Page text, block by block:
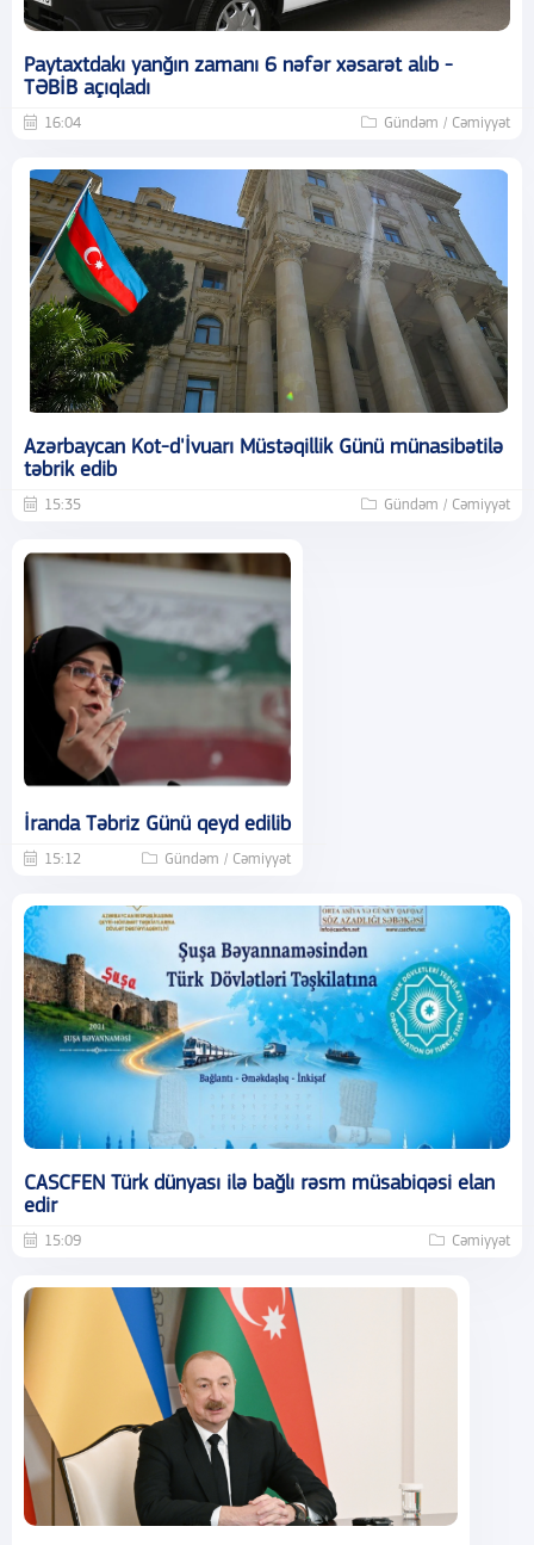
Paytaxtdakı yanğın zamanı 6 nəfər xəsarət alıb -
TƏBİB açıqladı
16:04 Gündəm / Cəmiyyət
Azərbaycan Kot-d'İvuarı Müstəqillik Günü münasibətilə
təbrik edib
15:35 Gündəm / Cəmiyyət
İranda Təbriz Günü qeyd edilib
15:12 Gündəm / Cəmiyyət
CASCFEN Türk dünyası ilə bağlı rəsm müsabiqəsi elan
edir
15:09 Cəmiyyət